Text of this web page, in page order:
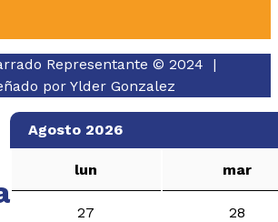
Representante © 2024 |
por Ylder Gonzalez
Agosto 2026
lun mar
27
28